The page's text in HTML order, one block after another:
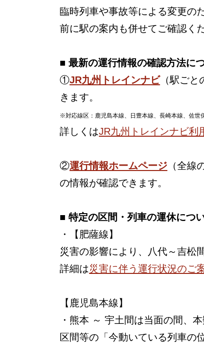
臨時列車や事故等による変更の
前に駅の案内も併せてご確認く
■ 最新の運行情報の確認方法に
①JR九州トレインナビ（駅ごと
きます。
※対応線区：鹿児島本線、日豊本線、長崎本線、佐世
詳しくはJR九州トレインナビ利
②運行情報ホームページ （全線
の情報が確認できます。
■ 特定の区間・列車の運休につ
・【肥薩線】
災害の影響により、八代～吉松
詳細は災害に伴う運行状況のご
【鹿児島本線】
・熊本 ～ 宇土間は当面の間、
区間等の「今動いている列車の